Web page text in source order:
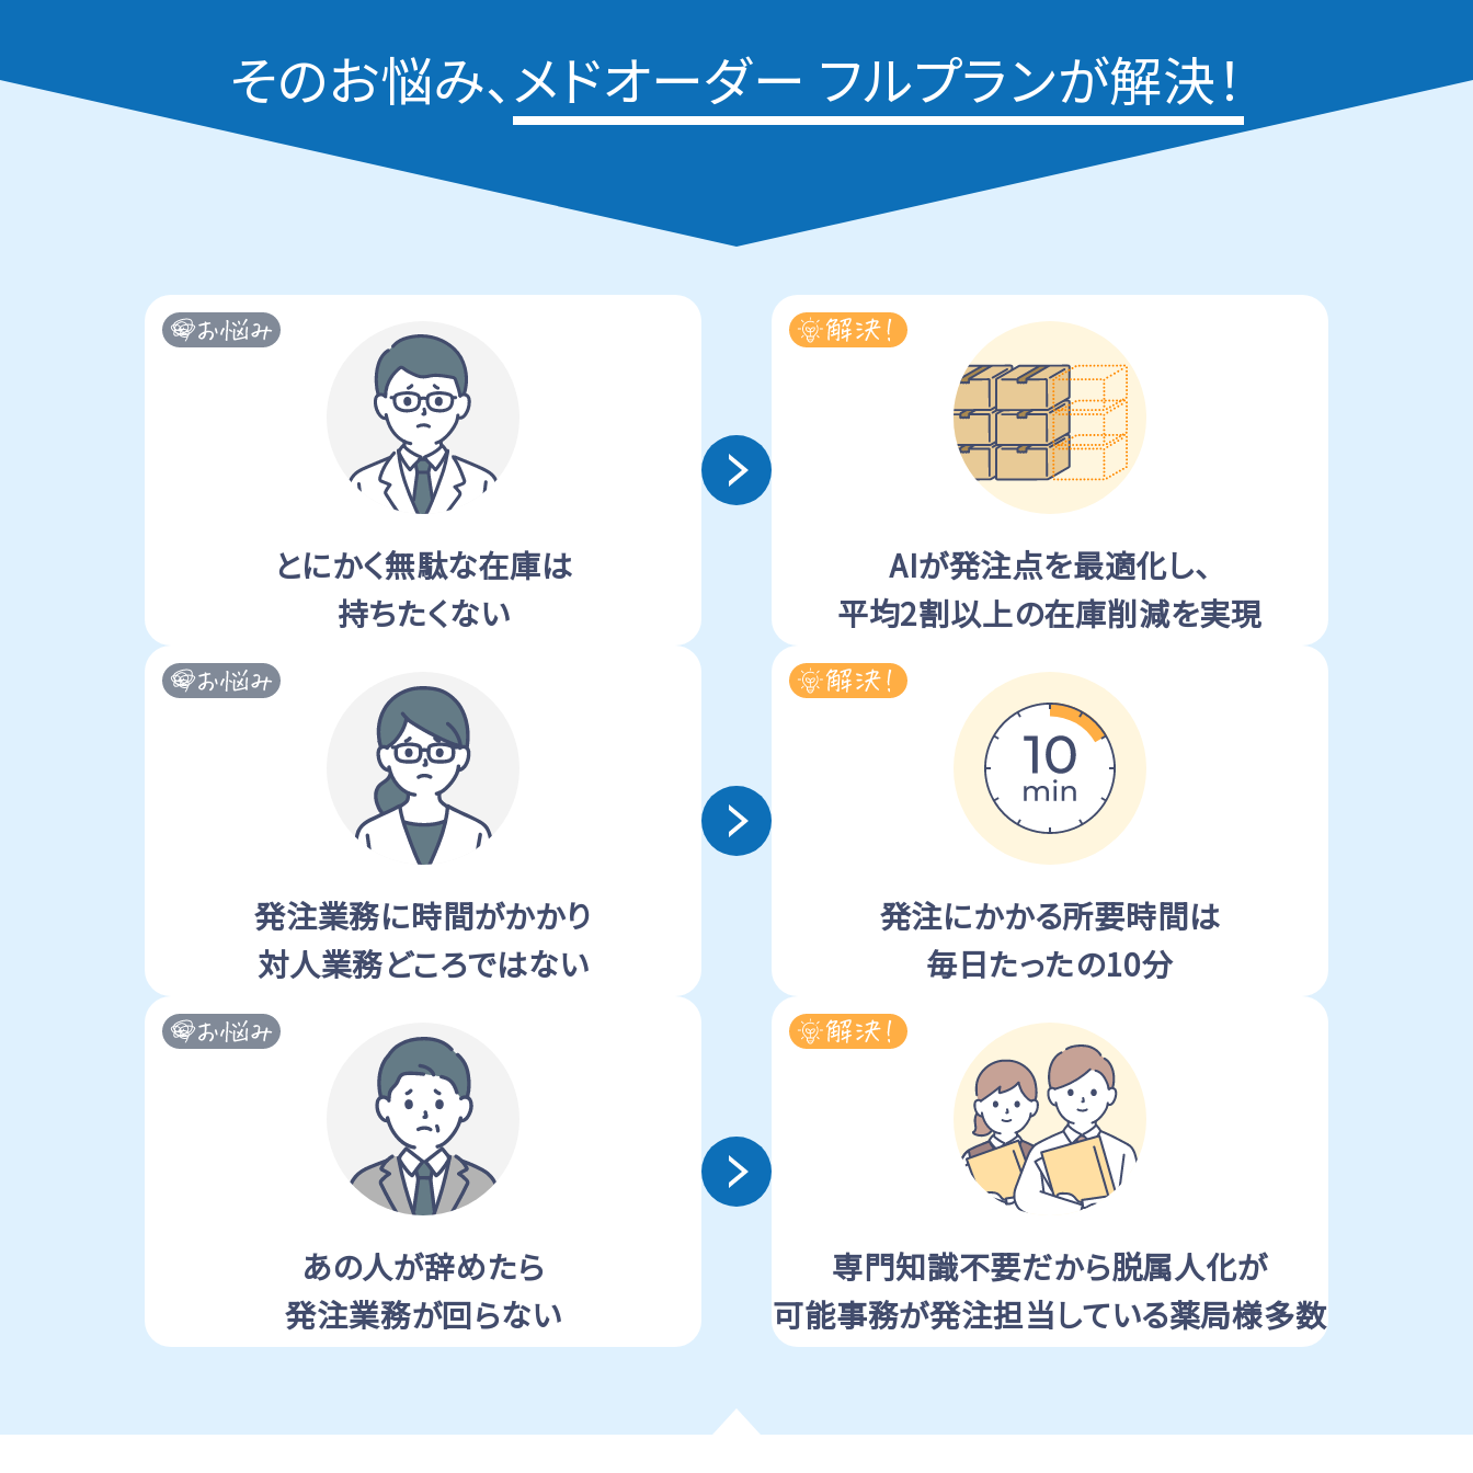
そのお悩み、メドオーダー フルプランが解決！
とにかく無駄な在庫は
持ちたくない
AIが発注点を最適化し、
平均2割以上の在庫削減を実現
発注業務に時間がかかり
対人業務どころではない
発注にかかる所要時間は
毎日たったの10分
あの人が辞めたら
発注業務が回らない
専門知識不要だから脱属人化が
可能事務が発注担当している薬局様多数